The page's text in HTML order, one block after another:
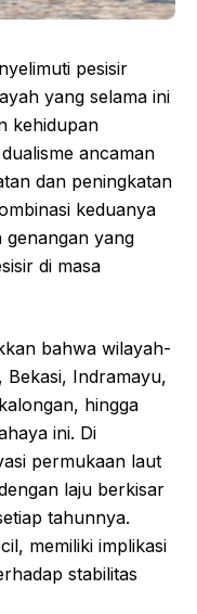
pesisir
yang selama ini
kehidupan
ancaman
dan peningkatan
keduanya
genangan yang
di masa
bahwa wilayah-
Bekasi, Indramayu,
hingga
ini. Di
permukaan laut
laju berkisar
tahunnya.
memiliki implikasi
stabilitas